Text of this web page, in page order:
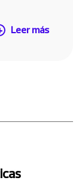
Leer más